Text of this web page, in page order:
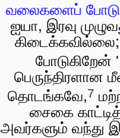
வலைகளைப்
ஐயா, இரவு
போடுகிறேன்
பெருந்திரளான
தொடங்கவே,7
சைகை
அவர்களும் வந்து